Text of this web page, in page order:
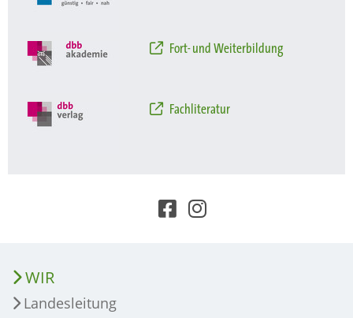
Fort- und Weiterbildung
Fachliteratur
WIR
Landesleitung